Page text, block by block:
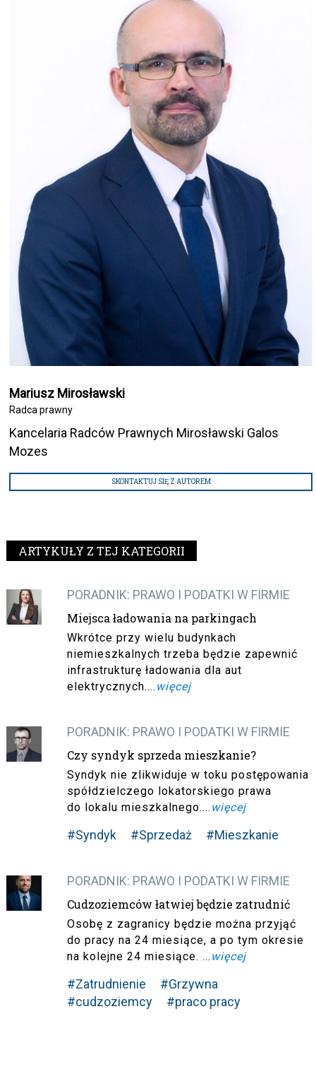
Mariusz Mirosławski
Radca prawny
Kancelaria Radców Prawnych Mirosławski Galos
Mozes
SKONTAKTUJ SIĘ Z AUTOREM
ARTYKUŁY Z TEJ KATEGORII
PORADNIK: PRAWO I PODATKI W FIRMIE
Miejsca ładowania na parkingach
Wkrótce przy wielu budynkach
niemieszkalnych trzeba będzie zapewnić
infrastrukturę ładowania dla aut
elektrycznych.... więcej
PORADNIK: PRAWO I PODATKI W FIRMIE
Czy syndyk sprzeda mieszkanie?
Syndyk nie zlikwiduje w toku postępowania
spółdzielczego lokatorskiego prawa
do lokalu mieszkalnego.... więcej
#Syndyk #Sprzedaż #Mieszkanie
PORADNIK: PRAWO I PODATKI W FIRMIE
Cudzoziemców łatwiej będzie zatrudnić
Osobę z zagranicy będzie można przyjąć
do pracy na 24 miesiące, a po tym okresie
na kolejne 24 miesiące. ... więcej
#Zatrudnienie
#Grzywna
#cudzoziemcy
#praco pracy